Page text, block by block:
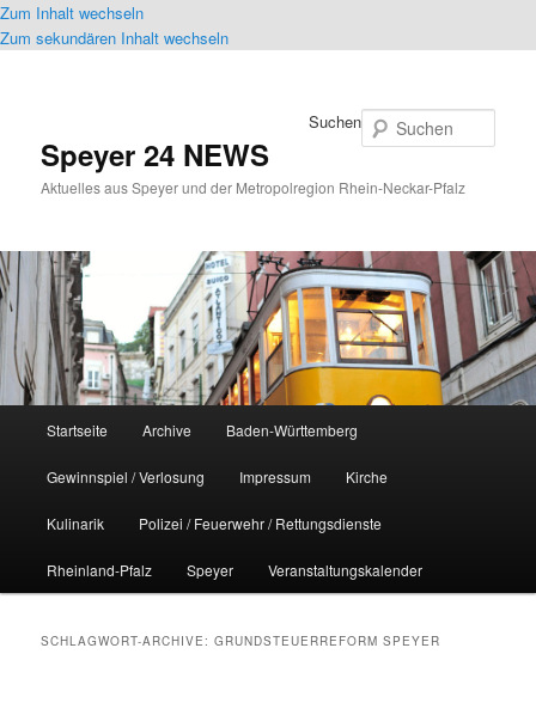
Zum Inhalt wechseln
Zum sekundären Inhalt wechseln
Speyer 24 NEWS
Aktuelles aus Speyer und der Metropolregion Rhein-Neckar-Pfalz
Suchen
Startseite Archive Baden-Württemberg
Gewinnspiel / Verlosung Impressum Kirche
Kulinarik Polizei / Feuerwehr / Rettungsdienste
Rheinland-Pfalz Speyer Veranstaltungskalender
SCHLAGWORT-ARCHIVE:GRUNDSTEUERREFORM SPEYER